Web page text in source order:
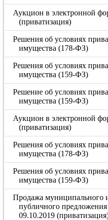
Аукцион в электронной
(приватизация)
Решения об условиях
имущества (178-ФЗ)
Решения об условиях
имущества (159-ФЗ)
Решение об условиях
имущества (159-ФЗ)
Аукцион в электронной
(приватизация)
Решения об условиях
имущества (178-ФЗ)
Решения об условиях
имущества (159-ФЗ)
Продажа муниципального
публичного
09.10.2019